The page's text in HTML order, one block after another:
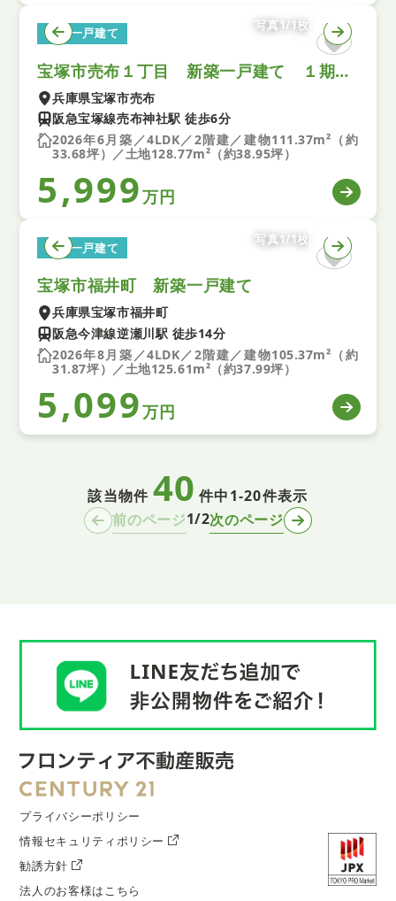
新築一戸建て
写真1/1枚
宝塚市売布１丁目 新築一戸建て １期 全１区画
兵庫県宝塚市売布
阪急宝塚線売布神社駅 徒歩6分
2026年6月築／4LDK／2階建／建物111.37m²（約
33.68坪）／土地128.77m²（約38.95坪）
5,999万円
新築一戸建て
写真1/1枚
宝塚市福井町 新築一戸建て
兵庫県宝塚市福井町
阪急今津線逆瀬川駅 徒歩14分
2026年8月築／4LDK／2階建／建物105.37m²（約
31.87坪）／土地125.61m²（約37.99坪）
5,099万円
該当物件 40 件中1-20件表示
前のページ1/2次のページ
プライバシーポリシー
情報セキュリティポリシー
勧誘方針
法人のお客様はこちら